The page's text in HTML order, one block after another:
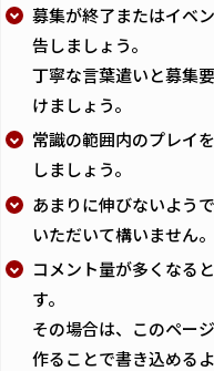
募集が終了またはイベ
告しましょう。
丁寧な言葉遣いと募集
けましょう。
常識の範囲内のプレイ
しましょう。
あまりに伸びないよう
いただいて構いません。
コメント量が多くなる
す。
その場合は、このペー
作ることで書き込める